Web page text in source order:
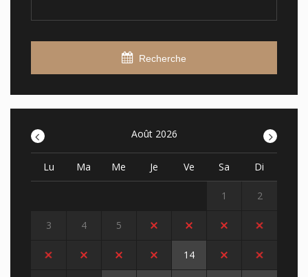
Recherche
< >
Août 2026
Lu Ma Me Je Ve Sa Di
1 2
3 4 5 6 7 8 9
10 11 12 13 14 15 16